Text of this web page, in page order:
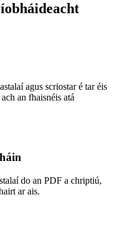
agus scriostar é tar éis
an fhaisnéis atá
do an PDF a chriptiú,
ar ais.